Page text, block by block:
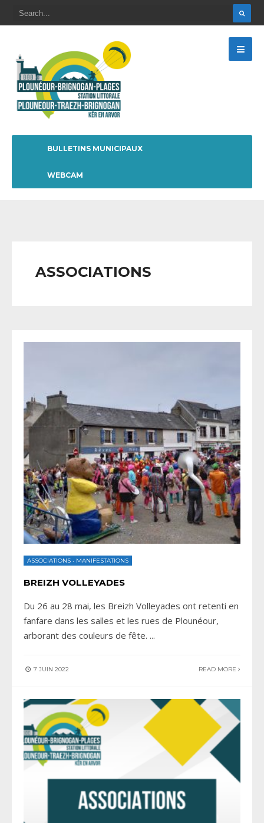
BULLETINS MUNICIPAUX
WEBCAM
ASSOCIATIONS
ASSOCIATIONS • MANIFESTATIONS
BREIZH VOLLEYADES
Du 26 au 28 mai, les Breizh Volleyades ont retenti en
fanfare dans les salles et les rues de Plounéour,
arborant des couleurs de fête. ...
7 JUIN 2022 READ MORE